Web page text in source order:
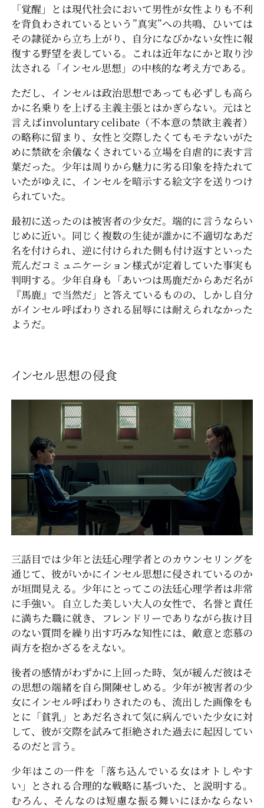
「覚醒」とは現代社会において男性が女性よりも不利
を背負わされているという”真実”への共鳴、ひいては
その隷従から立ち上がり、自分になびかない女性に報
復する野望を表している。これは近年なにかと取り沙
汰される「インセル思想」の中核的な考え方である。
ただし、インセルは政治思想であっても必ずしも高ら
かに名乗りを上げる主義主張とはかぎらない。元はと
言えばinvoluntary celibate（不本意の禁欲主義者）
の略称に留まり、女性と交際したくてもモテないがた
めに禁欲を余儀なくされている立場を自虐的に表す言
葉だった。少年は周りから魅力に劣る印象を持たれて
いたがゆえに、インセルを暗示する絵文字を送りつけ
られていた。
最初に送ったのは被害者の少女だ。端的に言うならい
じめに近い。同じく複数の生徒が誰かに不適切なあだ
名を付けられ、逆に付けられた側も付け返すといった
荒んだコミュニケーション様式が定着していた事実も
判明する。少年自身も「あいつは馬鹿だからあだ名が
『馬鹿』で当然だ」と答えているものの、しかし自分
がインセル呼ばわりされる屈辱には耐えられなかった
ようだ。
インセル思想の侵食
三話目では少年と法廷心理学者とのカウンセリングを
通じて、彼がいかにインセル思想に侵されているのか
が垣間見える。少年にとってこの法廷心理学者は非常
に手強い。自立した美しい大人の女性で、名誉と責任
に満ちた職に就き、フレンドリーでありながら抜け目
のない質問を繰り出す巧みな知性には、敵意と恋慕の
両方を抱かざるをえない。
後者の感情がわずかに上回った時、気が緩んだ彼はそ
の思想の端緒を自ら開陳せしめる。少年が被害者の少
女にインセル呼ばわりされたのも、流出した画像をも
とに「貧乳」とあだ名されて気に病んでいた少女に対
して、彼が交際を試みて拒絶された過去に起因してい
るのだと言う。
少年はこの一件を「落ち込んでいる女はオトしやす
い」とされる合理的な戦略に基づいた、と説明する。
むろん、そんなのは短慮な振る舞いにほかならない